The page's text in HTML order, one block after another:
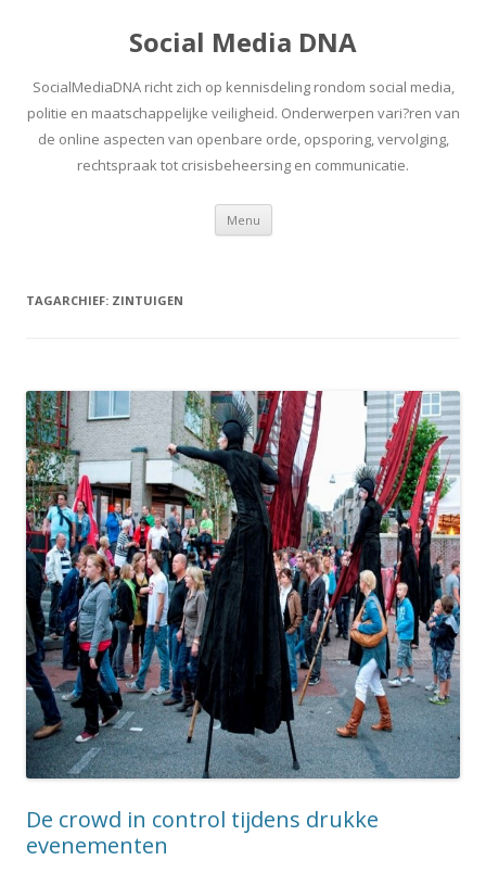
Social Media DNA
SocialMediaDNA richt zich op kennisdeling rondom social media,
politie en maatschappelijke veiligheid. Onderwerpen vari?ren van
de online aspecten van openbare orde, opsporing, vervolging,
rechtspraak tot crisisbeheersing en communicatie.
Menu Spring
inhoud
TAGARCHIEF: ZINTUIGEN
De crowd in control tijdens drukke
evenementen